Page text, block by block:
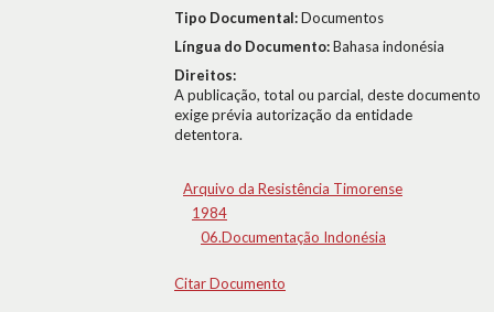
Tipo Documental:Documentos
Língua do Documento:Bahasa indonésia
Direitos:
A publicação, total ou parcial, deste documento
exige prévia autorização da entidade
detentora.
Arquivo da Resistência Timorense
1984
06.Documentação Indonésia
Citar Documento